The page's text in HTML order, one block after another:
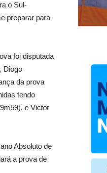
o Sul-
preparar para
foi disputada
Diogo
da prova
tendo
e Victor
Absoluto de
a prova de